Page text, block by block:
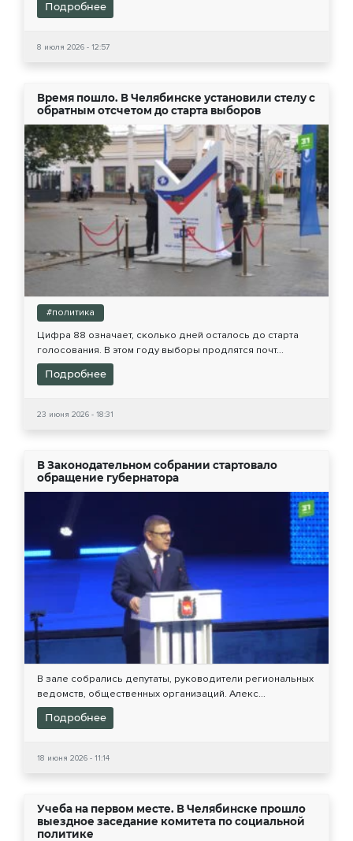
Подробнее
8 июля 2026 - 12:57
Время пошло. В Челябинске установили стелу с
обратным отсчетом до старта выборов
#политика
Цифра 88 означает, сколько дней осталось до старта
голосования. В этом году выборы продлятся почт...
Подробнее
23 июня 2026 - 18:31
В Законодательном собрании стартовало
обращение губернатора
В зале собрались депутаты, руководители региональных
ведомств, общественных организаций. Алекс...
Подробнее
18 июня 2026 - 11:14
Учеба на первом месте. В Челябинске прошло
выездное заседание комитета по социальной
политике